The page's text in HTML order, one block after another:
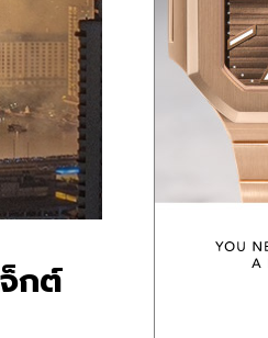
กต์